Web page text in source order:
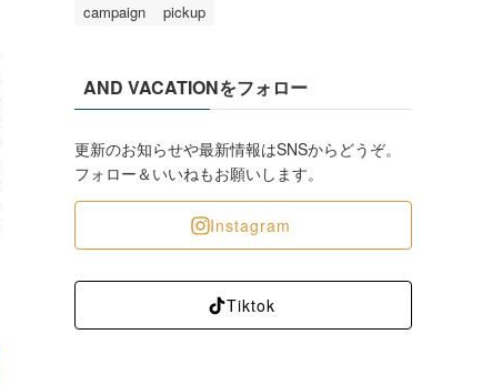
campaign pickup
AND VACATIONをフォロー
更新のお知らせや最新情報はSNSからどうぞ。
フォロー＆いいねもお願いします。
Instagram
Tiktok